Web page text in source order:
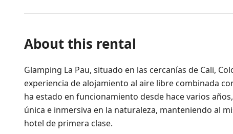
About this rental
Glamping La Pau, situado en las cercanías de Cali,
experiencia de alojamiento al aire libre combinada
ha estado en funcionamiento desde hace varios
única e inmersiva en la naturaleza, manteniendo al
hotel de primera clase.